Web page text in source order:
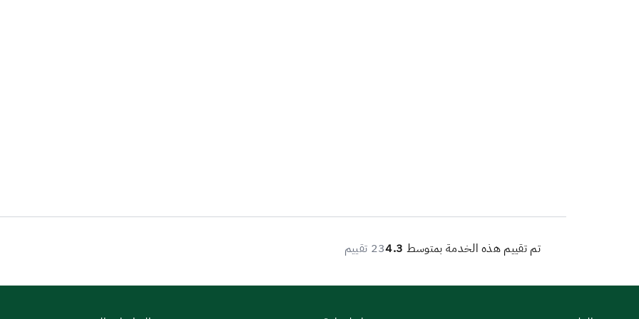
تم تقييم هذه الخدمة بمتوسط 4.323 تقييم